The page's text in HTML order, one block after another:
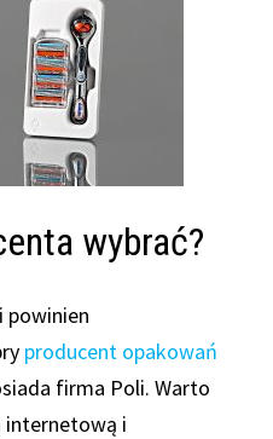
wybrać?
powinien
producent opakowań
firma Poli. Warto
internetową i